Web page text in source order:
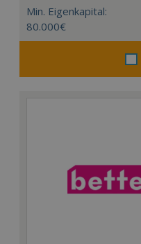
Min. Eigenkapital:
80.000€